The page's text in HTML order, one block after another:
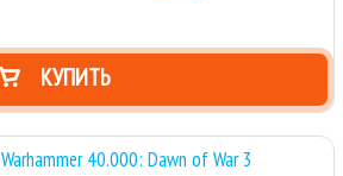
КУПИТЬ
Warhammer 40.000: Dawn of War 3